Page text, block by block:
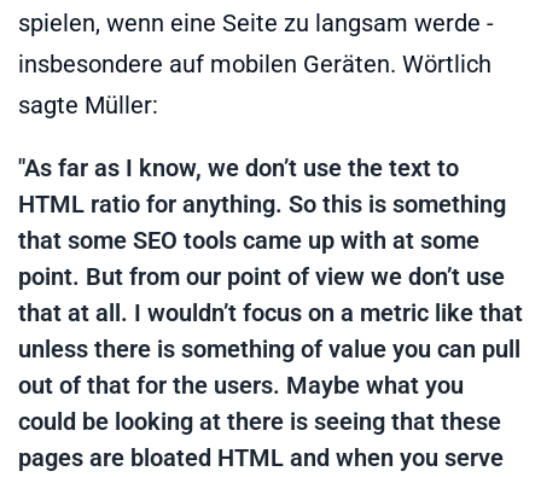
spielen, wenn eine Seite zu langsam werde -
insbesondere auf mobilen Geräten. Wörtlich
sagte Müller:
"As far as I know, we don’t use the text to
HTML ratio for anything. So this is something
that some SEO tools came up with at some
point. But from our point of view we don’t use
that at all. I wouldn’t focus on a metric like that
unless there is something of value you can pull
out of that for the users. Maybe what you
could be looking at there is seeing that these
pages are bloated HTML and when you serve